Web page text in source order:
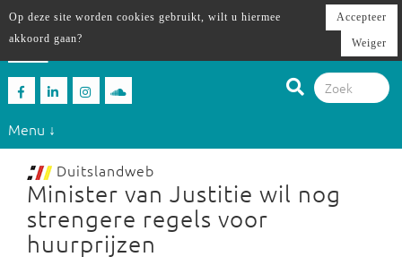
Menu ↓
Duitslandweb
Minister van Justitie wil nog
strengere regels voor
huurprijzen
Op deze site worden cookies gebruikt, wilt u hiermee
akkoord gaan?
Accepteer
Weiger